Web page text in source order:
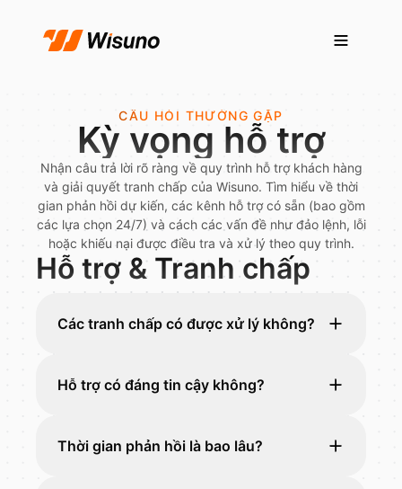
CÂU HỎI THƯỜNG GẶP
Kỳ vọng hỗ trợ
Nhận câu trả lời rõ ràng về quy trình hỗ trợ khách hàng
và giải quyết tranh chấp của Wisuno. Tìm hiểu về thời
gian phản hồi dự kiến, các kênh hỗ trợ có sẵn (bao gồm
các lựa chọn 24/7) và cách các vấn đề như đảo lệnh, lỗi
hoặc khiếu nại được điều tra và xử lý theo quy trình.
Hỗ trợ & Tranh chấp
Các tranh chấp có được xử lý không?
Hỗ trợ có đáng tin cậy không?
Thời gian phản hồi là bao lâu?